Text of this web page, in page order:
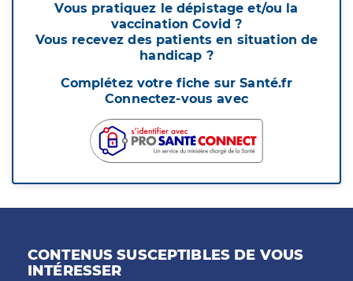
Vous pratiquez le dépistage et/ou la
vaccination Covid ?
Vous recevez des patients en situation de
handicap ?
Complétez votre fiche sur Santé.fr
Connectez-vous avec
CONTENUS SUSCEPTIBLES DE VOUS
INTÉRESSER